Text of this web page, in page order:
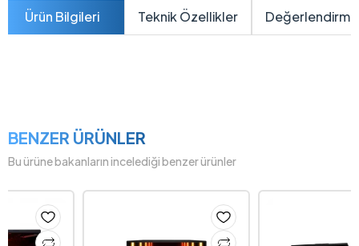
Ürün Bilgileri Teknik Özellikler
BENZER ÜRÜNLER
Bu ürüne bakanların incelediği benzer ürünler